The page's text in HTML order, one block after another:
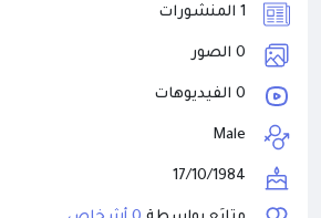
1 المنشورات
0 الصور
0 الفيديوهات
Male
17/10/1984